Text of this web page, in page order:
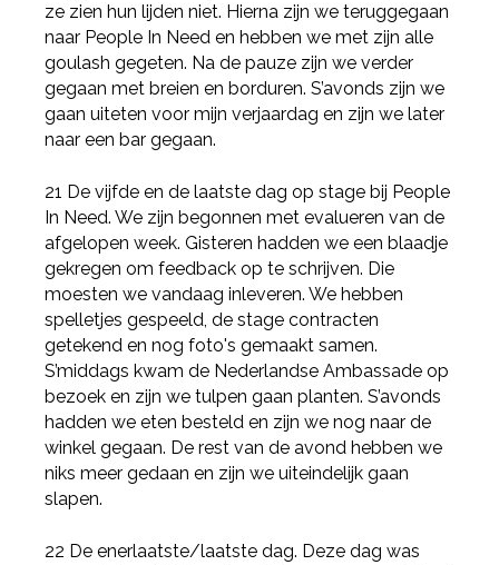
ze zien hun lijden niet. Hierna zijn we teruggegaan
naar People In Need en hebben we met zijn alle
goulash gegeten. Na de pauze zijn we verder
gegaan met breien en borduren. S’avonds zijn we
gaan uiteten voor mijn verjaardag en zijn we later
naar een bar gegaan.
21 De vijfde en de laatste dag op stage bij People
In Need. We zijn begonnen met evalueren van de
afgelopen week. Gisteren hadden we een blaadje
gekregen om feedback op te schrijven. Die
moesten we vandaag inleveren. We hebben
spelletjes gespeeld, de stage contracten
getekend en nog foto's gemaakt samen.
S’middags kwam de Nederlandse Ambassade op
bezoek en zijn we tulpen gaan planten. S’avonds
hadden we eten besteld en zijn we nog naar de
winkel gegaan. De rest van de avond hebben we
niks meer gedaan en zijn we uiteindelijk gaan
slapen.
22 De enerlaatste/laatste dag. Deze dag was